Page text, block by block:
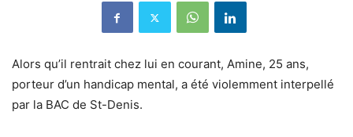
Alors qu’il rentrait chez lui en courant, Amine, 25 ans,
porteur d’un handicap mental, a été violemment interpellé
par la BAC de St-Denis.